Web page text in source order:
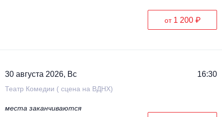
от 1 200 ₽
30 августа 2026, Вс 16:30
Театр Комедии ( сцена на ВДНХ)
места заканчиваются